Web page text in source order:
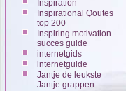
Inspiration
Inspirational Qoutes
top 200
Inspiring motivation
succes guide
internetgids
internetguide
Jantje de leukste
Jantje grappen